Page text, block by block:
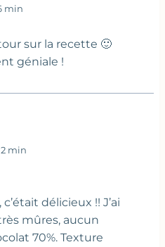
min
sur la recette 🙂
géniale !
min
délicieux !! J’ai
mûres, aucun
70%. Texture